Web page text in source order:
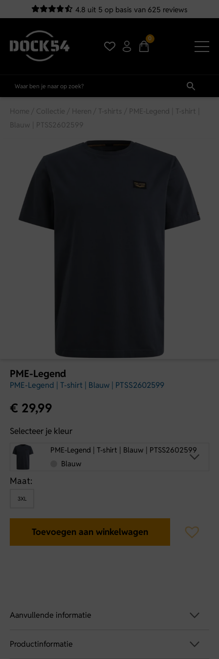
4.8 uit 5 op basis van 625 reviews
0
Home / Collectie / Heren / T-shirts / PME-Legend | T-shirt |
Blauw | PTSS2602599
PME-Legend
PME-Legend | T-shirt | Blauw | PTSS2602599
€ 29,99
Selecteer je kleur
PME-Legend | T-shirt | Blauw | PTSS2602599
Blauw
Maat:
3XL
Toevoegen aan winkelwagen
Aanvullende informatie
Artikelnummer
Productinformatie